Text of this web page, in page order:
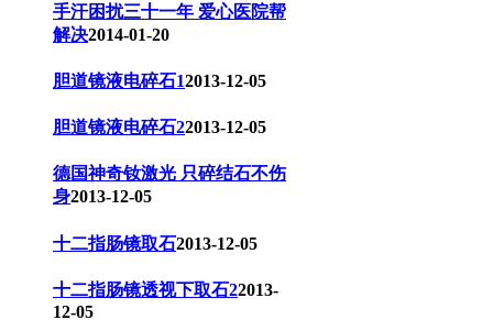
手汗困扰三十一年 爱心医院帮
解决2014-01-20
胆道镜液电碎石12013-12-05
胆道镜液电碎石22013-12-05
德国神奇钕激光 只碎结石不伤
身2013-12-05
十二指肠镜取石2013-12-05
十二指肠镜透视下取石22013-
12-05